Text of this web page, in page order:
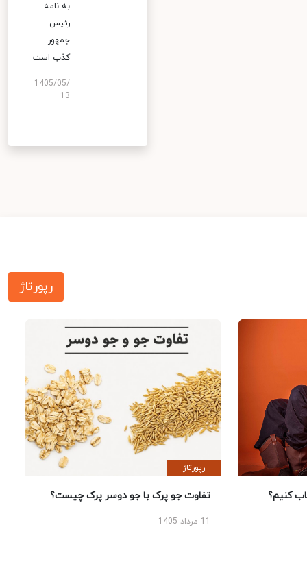
به نامه
رئیس
جمهور
کذب است
1405/05/
13
رپورتاژ
کنیم؟
رپورتاژ
تفاوت جو پرک با جو دوسر پرک چیست؟